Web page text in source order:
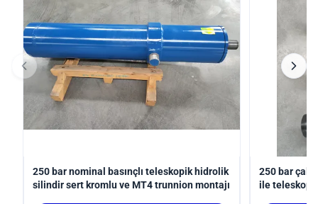
250 bar nominal basınçlı teleskopik hidrolik
silindir sert kromlu ve MT4 trunnion montajı
250 bar
ile